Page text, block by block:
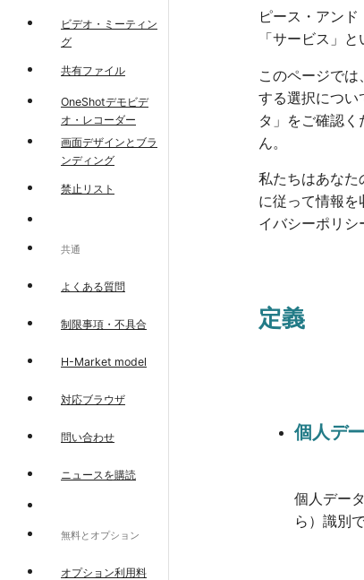
ビデオ・ミーティン
グ
共有ファイル
OneShotデモビデ
オ・レコーダー
画面デザインとブラ
ンディング
禁止リスト
共通
よくある質問
制限事項・不具合
H-Market model
対応ブラウザ
問い合わせ
ニュースを購読
無料とオプション
オプション利用料
ピース・アン
「サービス」
このページで
する選択につい
タ」をご確認
ん。
私たちはあなた
に従って情報
イバシーポリシ
定義
個人デ
個人デー
ら）識別